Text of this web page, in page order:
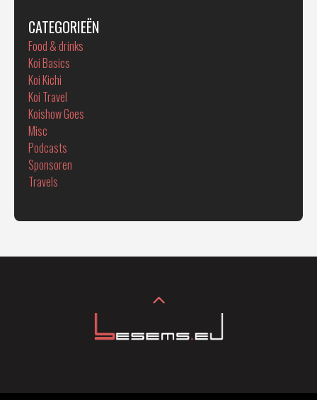
CATEGORIEËN
Food & drinks
Koi Basics
Koi Kichi
Koi Travel
Koishow Goes
Misc
Podcasts
Sponsoren
Travels